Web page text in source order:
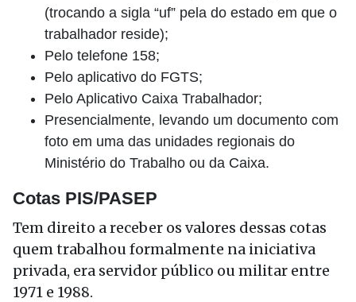
(trocando a sigla “uf” pela do estado em que o
trabalhador reside);
Pelo telefone 158;
Pelo aplicativo do FGTS;
Pelo Aplicativo Caixa Trabalhador;
Presencialmente, levando um documento com
foto em uma das unidades regionais do
Ministério do Trabalho ou da Caixa.
Cotas PIS/PASEP
Tem direito a receber os valores dessas cotas
quem trabalhou formalmente na iniciativa
privada, era servidor público ou militar entre
1971 e 1988.